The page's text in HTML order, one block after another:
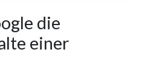
die
einer